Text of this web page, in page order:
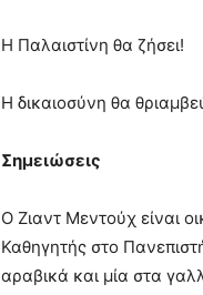
Η Παλαιστίνη θα ζήσει!
Η δικαιοσύνη θα
Σημειώσεις
Ο Ζιαντ Μεντούχ είναι
Καθηγητής στο
αραβικά και μία στα